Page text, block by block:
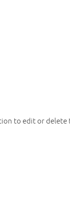
to edit or delete